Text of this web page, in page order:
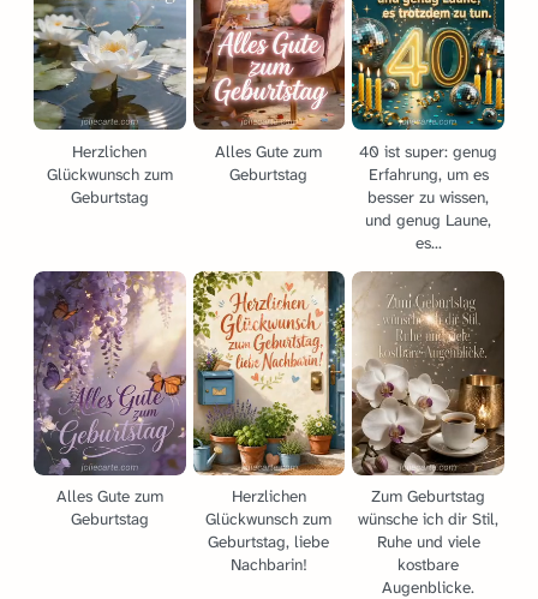
Herzlichen
Glückwunsch zum
Geburtstag
Alles Gute zum
Geburtstag
40 ist super: genug
Erfahrung, um es
besser zu wissen,
und genug Laune,
es...
Alles Gute zum
Geburtstag
Herzlichen
Glückwunsch zum
Geburtstag, liebe
Nachbarin!
Zum Geburtstag
wünsche ich dir Stil,
Ruhe und viele
kostbare
Augenblicke.